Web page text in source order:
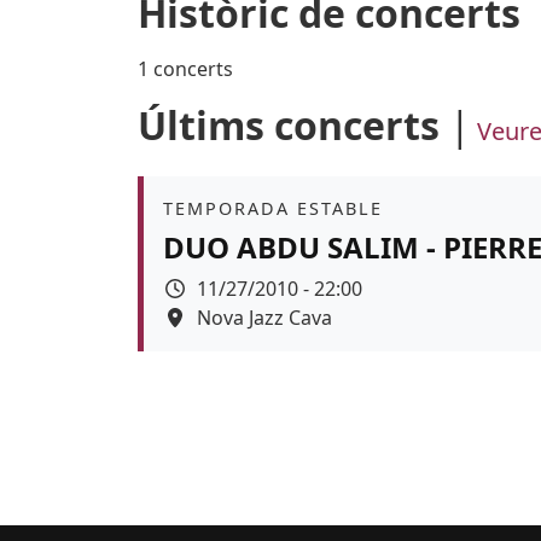
Històric de concerts
1 concerts
Últims concerts
Àmbit
TEMPORADA ESTABLE
DUO ABDU SALIM -
Data
11/27/2010 - 22:00
Espai
Nova Jazz Cava